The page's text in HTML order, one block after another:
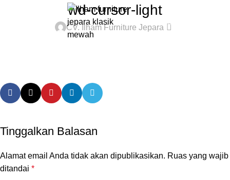
wd-cursor-light
CV. Ilham Furniture Jepara 0
Tinggalkan Balasan
Alamat email Anda tidak akan dipublikasikan. Ruas yang wajib
ditandai *